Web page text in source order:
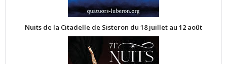
Nuits de la Citadelle de Sisteron du 18 juillet au 12 août